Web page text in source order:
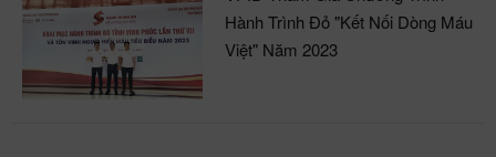
Hành Trình Đỏ "Kết Nối Dòng Máu
Việt" Năm 2023